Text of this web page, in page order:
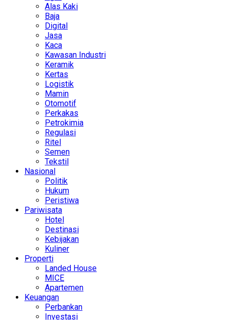
Alas Kaki
Baja
Digital
Jasa
Kaca
Kawasan Industri
Keramik
Kertas
Logistik
Mamin
Otomotif
Perkakas
Petrokimia
Regulasi
Ritel
Semen
Tekstil
Nasional
Politik
Hukum
Peristiwa
Pariwisata
Hotel
Destinasi
Kebijakan
Kuliner
Properti
Landed House
MICE
Apartemen
Keuangan
Perbankan
Investasi